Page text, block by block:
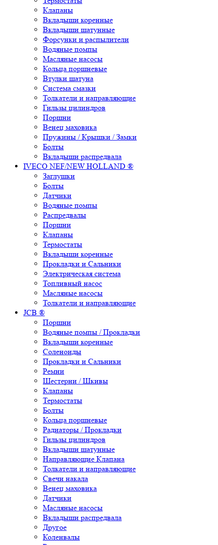
Клапаны
Вкладыши коренные
Вкладыши шатунные
Форсунки и распылители
Водяные помпы
Масляные насосы
Кольца поршневые
Втулки шатуна
Система смазки
Толкатели и направляющие
Гильзы цилиндров
Поршни
Венец маховика
Пружины / Крышки / Замки
Болты
Вкладыши распредвала
IVECO NEF/NEW HOLLAND ®
Заглушки
Болты
Датчики
Водяные помпы
Распредвалы
Поршни
Клапаны
Термостаты
Вкладыши коренные
Прокладки и Сальники
Электрическая система
Топливный насос
Масляные насосы
Толкатели и направляющие
JCB ®
Поршни
Водяные помпы / Прокладки
Вкладыши коренные
Соленоиды
Прокладки и Сальники
Ремни
Шестерни / Шкивы
Клапаны
Термостаты
Болты
Кольца поршневые
Радиаторы / Прокладки
Гильзы цилиндров
Вкладыши шатунные
Направляющие Клапана
Толкатели и направляющие
Свечи накала
Венец маховика
Датчики
Масляные насосы
Вкладыши распредвала
Другое
Коленвалы